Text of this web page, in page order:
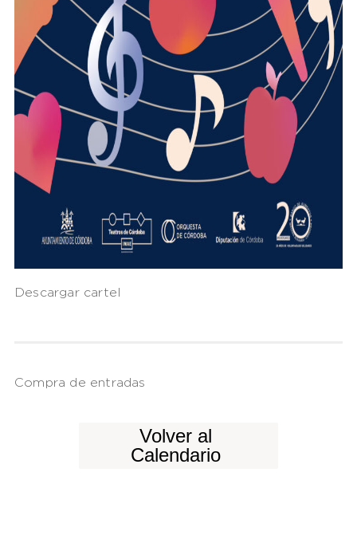
Descargar cartel
Compra de entradas
Volver al
Calendario